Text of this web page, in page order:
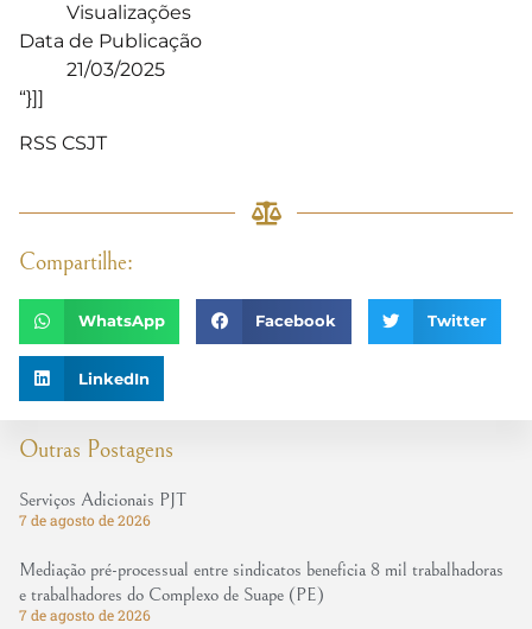
Outras Postagens
Serviços Adicionais PJT
7 de agosto de 2026
Mediação pré-processual entre sindicatos beneficia 8 mil trabalhadoras
e trabalhadores do Complexo de Suape (PE)
7 de agosto de 2026
Visualizações
Data de Publicação
21/03/2025
“}]]
RSS CSJT
Compartilhe:
WhatsApp Facebook Twitter
LinkedIn